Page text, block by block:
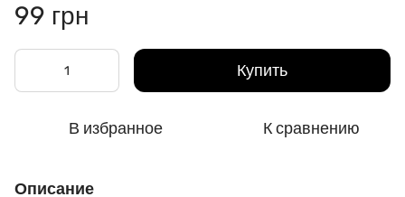
99 грн
Купить
В избранное К сравнению
Описание